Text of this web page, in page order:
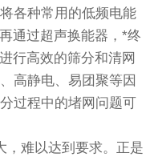
各种常用的低频电能
通过超声换能器，*终
行高效的筛分和清网
高静电、易团聚等因
过程中的堵网问题可
，难以达到要求。正是